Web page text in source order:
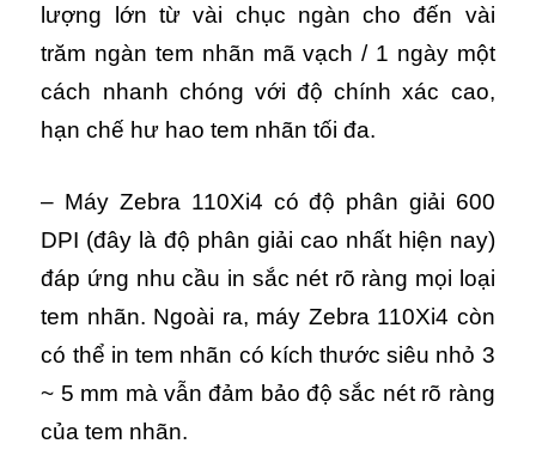
lượng lớn từ vài chục ngàn cho đến vài
trăm ngàn tem nhãn mã vạch / 1 ngày một
cách nhanh chóng với độ chính xác cao,
hạn chế hư hao tem nhãn tối đa.
– Máy Zebra 110Xi4 có độ phân giải 600
DPI (đây là độ phân giải cao nhất hiện nay)
đáp ứng nhu cầu in sắc nét rõ ràng mọi loại
tem nhãn. Ngoài ra, máy Zebra 110Xi4 còn
có thể in tem nhãn có kích thước siêu nhỏ 3
~ 5 mm mà vẫn đảm bảo độ sắc nét rõ ràng
của tem nhãn.